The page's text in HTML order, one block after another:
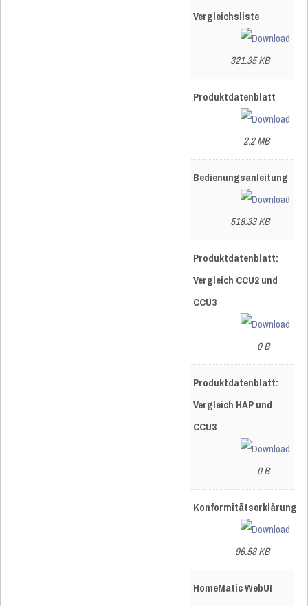
Vergleichsliste
321.35 KB
Produktdatenblatt
2.2 MB
Bedienungsanleitung
518.33 KB
Produktdatenblatt:
Vergleich CCU2 und
CCU3
0 B
Produktdatenblatt:
Vergleich HAP und
CCU3
0 B
Konformitätserklärung
96.58 KB
HomeMatic WebUI